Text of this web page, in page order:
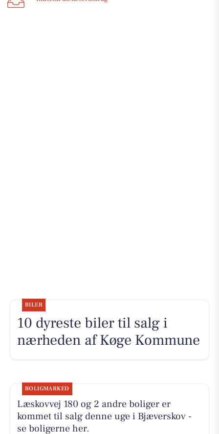
BILER
10 dyreste biler til salg i
nærheden af Køge Kommune
BOLIGMARKED
Læskovvej 180 og 2 andre boliger er
kommet til salg denne uge i Bjæverskov -
se boligerne her.